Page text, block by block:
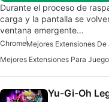
Durante el proceso de
carga y la pantalla se
ventana emergente…
Chrome
Yu-Gi-Oh